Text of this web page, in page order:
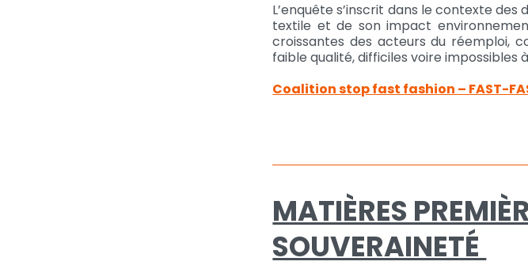
L’enquête s’inscrit dans le contexte
textile et de son impact
croissantes des acteurs du réemploi,
faible qualité, difficiles voire impossibles
Coalition stop fast fashion – FAST-
MATIÈRES
SOUVERAINETÉ